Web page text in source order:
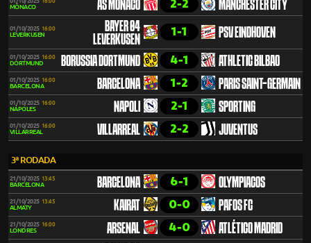
MÔNACO AS MONACO 2-2 MANCHESTER CITY
01/10/2025 16:00
LEVERKUSEN
BAYER 04
LEVERKUSEN
1-1 PSV EINDHOVEN
01/10/2025 16:00
DORTMUND BORUSSIA DORTMUND 4-1 ATHLETIC BILBAO
01/10/2025 16:00
BARCELONA BARCELONA 1-2 PARIS SAINT-GERMAIN
01/10/2025 16:00
NÁPOLES NAPOLI 2-1 SPORTING
01/10/2025 16:00
VILLARREAL VILLARREAL 2-2 JUVENTUS
3ª RODADA
21/10/2025 13:45
BARCELONA BARCELONA 6-1 OLYMPIACOS
21/10/2025 13:45
ALMATY KAIRAT 0-0 PAFOS FC
21/10/2025 16:00
LONDRES ARSENAL 4-0 ATLÉTICO MADRID